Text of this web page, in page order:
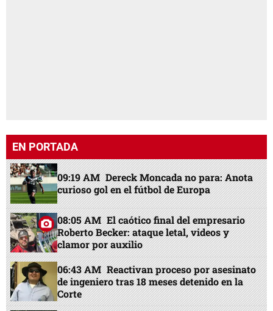
EN PORTADA
09:19 AM Dereck Moncada no para: Anota
curioso gol en el fútbol de Europa
08:05 AM El caótico final del empresario
Roberto Becker: ataque letal, videos y
clamor por auxilio
06:43 AM Reactivan proceso por asesinato
de ingeniero tras 18 meses detenido en la
Corte